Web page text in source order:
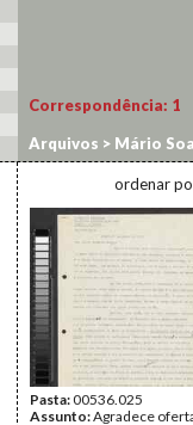
Correspondência: 1
Arquivos > Mário
Joaquim Novais
ordenar
Pasta:00536.025
Assunto:Agradece